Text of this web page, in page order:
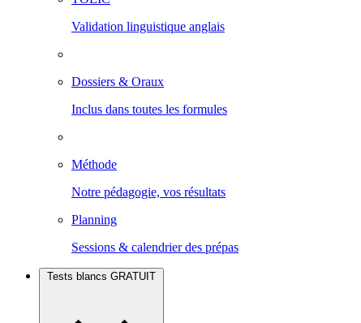
Validation linguistique anglais
Dossiers & Oraux
Inclus dans toutes les formules
Méthode
Notre pédagogie, vos résultats
Planning
Sessions & calendrier des prépas
Tests blancs GRATUIT